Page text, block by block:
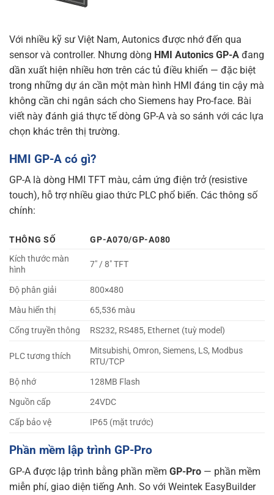
Với nhiều kỹ sư Việt Nam, Autonics được nhớ đến qua
sensor và controller. Nhưng dòng HMI Autonics GP-A đang
dần xuất hiện nhiều hơn trên các tủ điều khiển — đặc biệt
trong những dự án cần một màn hình HMI đáng tin cậy mà
không cần chi ngân sách cho Siemens hay Pro-face. Bài
viết này đánh giá thực tế dòng GP-A và so sánh với các lựa
chọn khác trên thị trường.
HMI GP-A có gì?
GP-A là dòng HMI TFT màu, cảm ứng điện trở (resistive
touch), hỗ trợ nhiều giao thức PLC phổ biến. Các thông số
chính:
THÔNG SỐ
GP-A070/GP-A080
Kích thước màn
hình
7″ / 8″ TFT
Độ phân giải
800×480
Màu hiển thị
65,536 màu
Cổng truyền thông
RS232, RS485, Ethernet (tuỳ model)
PLC tương thích
Mitsubishi, Omron, Siemens, LS, Modbus
RTU/TCP
Bộ nhớ
128MB Flash
Nguồn cấp
24VDC
Cấp bảo vệ
IP65 (mặt trước)
Phần mềm lập trình GP-Pro
GP-A được lập trình bằng phần mềm GP-Pro — phần mềm
miễn phí, giao diện tiếng Anh. So với Weintek EasyBuilder